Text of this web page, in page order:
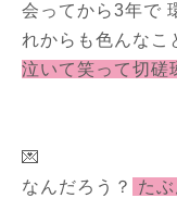
会ってから3年で
れからも色んなこ
泣いて笑って切磋
💌
なんだろう？
た